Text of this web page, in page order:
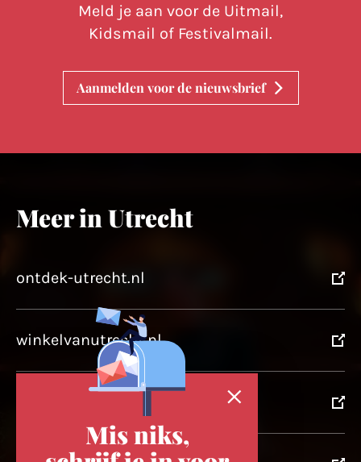
Meld je aan voor de Uitmail,
Kidsmail of Festivalmail.
Aanmelden voor de nieuwsbrief
Meer in Utrecht
ontdek-utrecht.nl
winkelvanutrecht.nl
Mis niks,